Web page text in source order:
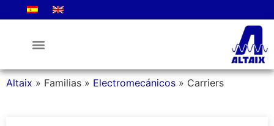
Altaix » Familias » Electromecánicos » Carriers